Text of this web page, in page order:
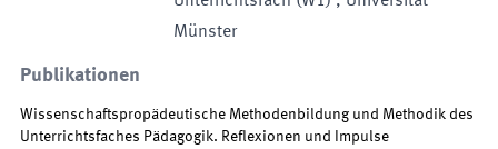
Münster
Publikationen
Wissenschaftspropädeutische Methodenbildung und Methodik des
Unterrichtsfaches Pädagogik. Reflexionen und Impulse